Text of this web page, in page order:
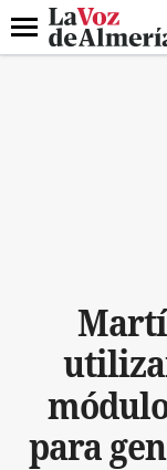
DESTACADO
Menú
para